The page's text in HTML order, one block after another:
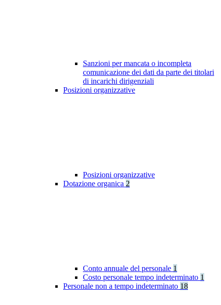
Sanzioni per mancata o incompleta
comunicazione dei dati da parte dei titolari
di incarichi dirigenziali
Posizioni organizzative
Posizioni organizzative
Dotazione organica 2
Conto annuale del personale 1
Costo personale tempo indeterminato 1
Personale non a tempo indeterminato 18